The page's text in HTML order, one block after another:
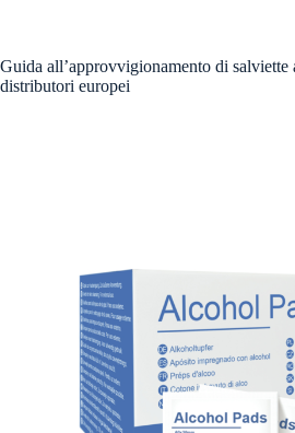
Guida all’approvvigionamento di salviette
distributori europei